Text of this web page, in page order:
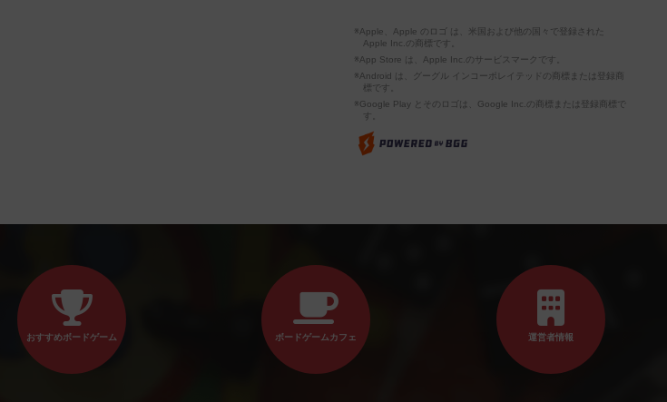
※Apple、Apple のロゴ は、米国および他の国々で登録された
Apple Inc.の商標です。
※App Store は、Apple Inc.のサービスマークです。
※Android は、グーグル インコーポレイテッドの商標または登録商
標です。
※Google Play とそのロゴは、Google Inc.の商標または登録商標で
す。
おすすめボードゲーム ボードゲームカフェ 運営者情報